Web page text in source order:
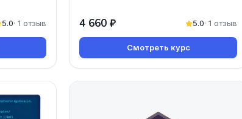
5.0· 1 отзыв 4 660 ₽ 5.0· 1 отзыв
Смотреть курс